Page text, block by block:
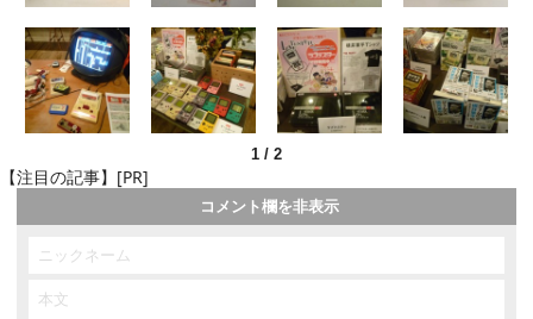
1 / 2
【注目の記事】[PR]
コメント欄を非表示